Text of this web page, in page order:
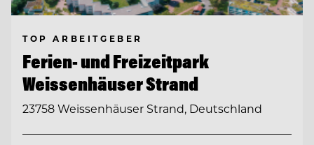
TOP ARBEITGEBER
Ferien- und Freizeitpark
Weissenhäuser Strand
23758 Weissenhäuser Strand, Deutschland